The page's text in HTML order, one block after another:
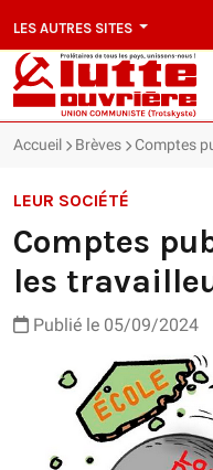
LES AUTRES SITES
Accueil Brèves Comptes
LEUR SOCIÉTÉ
Comptes
les
Publié le 05/09/2024